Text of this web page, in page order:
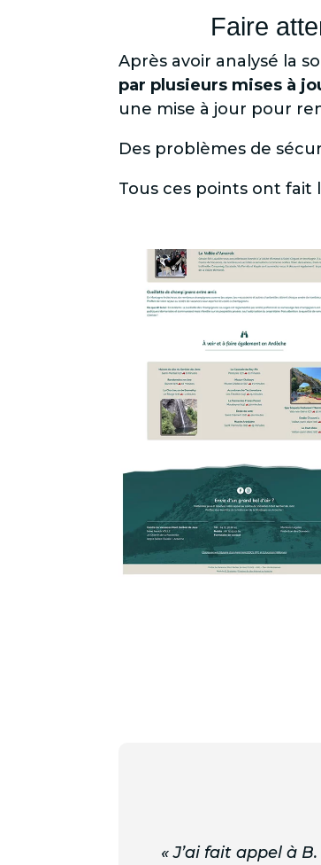
Faire
Après avoir analysé la
par plusieurs mises à
une mise à jour pour
Des problèmes de
Tous ces points ont
« J’ai fait appel à